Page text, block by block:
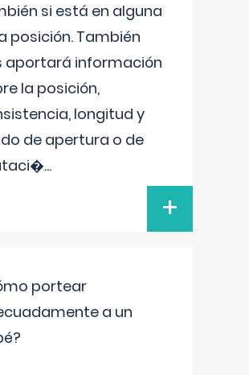
si está en alguna
posición. También
aportará información
la posición,
longitud y
de apertura o de
...
+
portear
a un